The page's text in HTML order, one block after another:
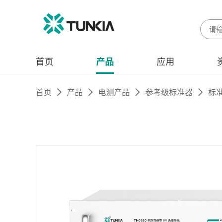
首页 产品 应用
首页 产品 电测产品 参考级标准器 标